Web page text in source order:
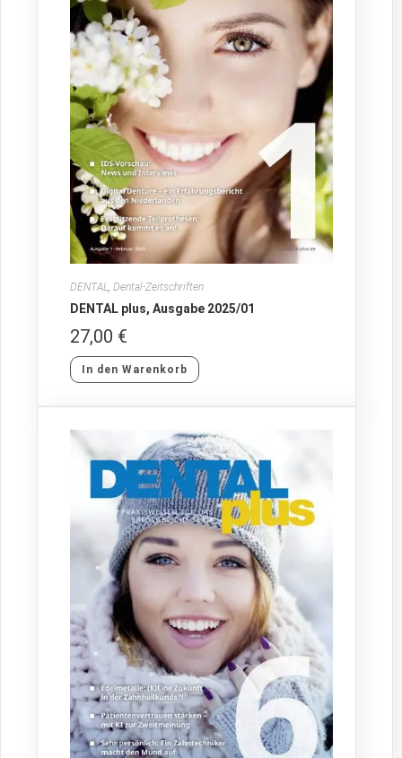
DENTAL ,Dental-Zeitschriften
DENTAL plus, Ausgabe 2025/01
27,00 €
In den Warenkorb